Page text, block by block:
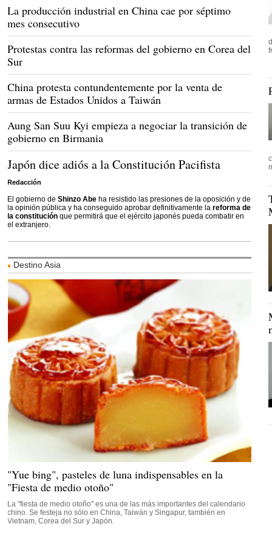
La producción industrial en China cae por séptimo
mes consecutivo
Protestas contra las reformas del gobierno en Corea del
Sur
China protesta contundentemente por la venta de
armas de Estados Unidos a Taiwán
Aung San Suu Kyi empieza a negociar la transición de
gobierno en Birmania
Japón dice adiós a la Constitución Pacifista
Redacción
El gobierno deShinzo Abe ha resistido las presiones de la oposición y de
la opinión pública y ha conseguido aprobar definitivamente lareforma de
la constitución que permitirá que el ejército japonés pueda combatir en
el extranjero.
Destino Asia
"Yue bing", pasteles de luna indispensables en la
"Fiesta de medio otoño"
La "fiesta de medio otoño" es una de las más importantes del calendario
chino. Se festeja no sólo en China, Taiwán y Singapur, también en
Vietnam, Corea del Sur y Japón.